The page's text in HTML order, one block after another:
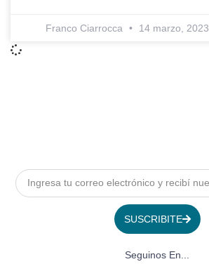
Franco Ciarrocca 14 marzo, 2023
SUSCRIBITE
Seguinos En...